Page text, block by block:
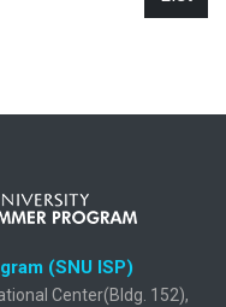
(SNU ISP)
Center(Bldg. 152),